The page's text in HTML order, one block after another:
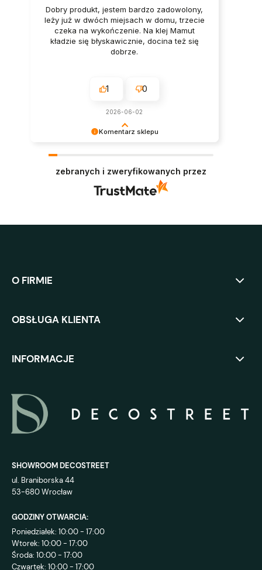
Komentarz sklepu
niezmiennie cieszyły oko. Pozdrawiamy :)
Dobry produkt, jestem bardzo zadowolony,
leży już w dwóch miejsach w domu, trzecie
czeka na wykończenie. Na klej Mamut
kładzie się błyskawicznie, docina też się
dobrze.
1 0
2026-06-02
zebranych i zweryfikowanych przez
O FIRMIE
OBSŁUGA KLIENTA
INFORMACJE
SHOWROOM DECOSTREET
ul. Braniborska 44
53-680 Wrocław
GODZINY OTWARCIA:
Poniedziałek: 10:00 - 17:00
Wtorek: 10:00 - 17:00
Środa: 10:00 - 17:00
Czwartek: 10:00 - 17:00